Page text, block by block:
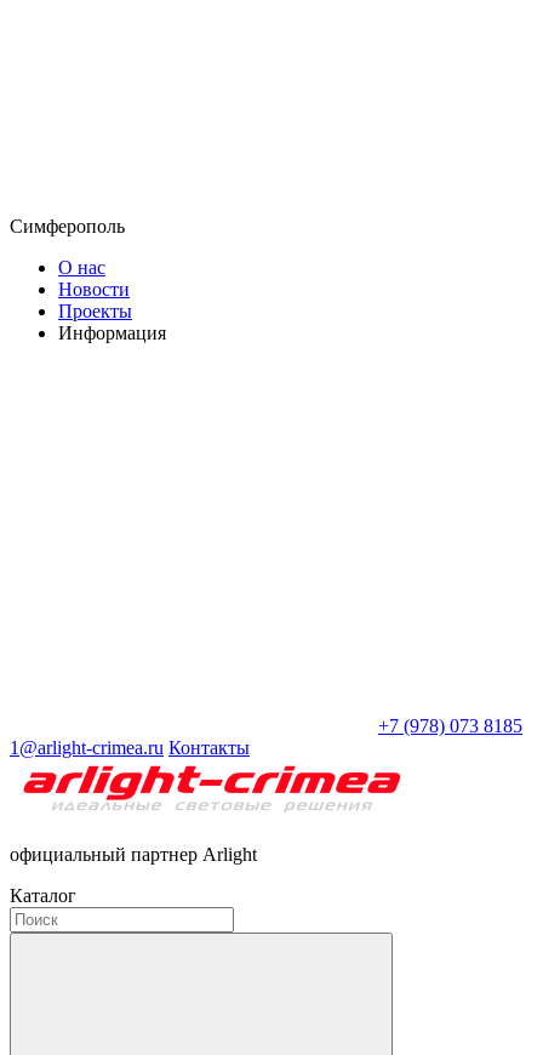
Симферополь
О нас
Новости
Проекты
Информация
+7 (978) 073 8185
1@arlight-crimea.ru Контакты
официальный партнер Arlight
Каталог